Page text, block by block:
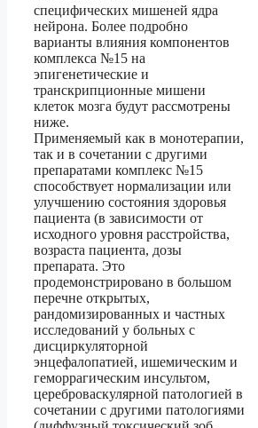
специфических мишеней ядра
нейрона. Более подробно
варианты влияния компонентов
комплекса №15 на
эпигенетические и
транскрипционные мишени
клеток мозга будут рассмотрены
ниже.
Применяемый как в монотерапии,
так и в сочетании с другими
препаратами комплекс №15
способствует нормализации или
улучшению состояния здоровья
пациента (в зависимости от
исходного уровня расстройства,
возраста пациента, дозы
препарата. Это
продемонстрировано в большом
перечне открытых,
рандомизированных и частных
исследований у больных с
дисциркуляторной
энцефалопатией, ишемическим и
геморрагическим инсультом,
цереброваскулярной патологией в
сочетании с другими патологиями